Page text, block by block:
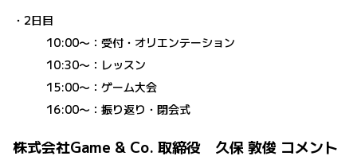
・2日目
10:00〜：受付・オリエンテーション
10:30〜：レッスン
15:00〜：ゲーム大会
16:00〜：振り返り・閉会式
株式会社Game & Co. 取締役 久保 敦俊 コメント